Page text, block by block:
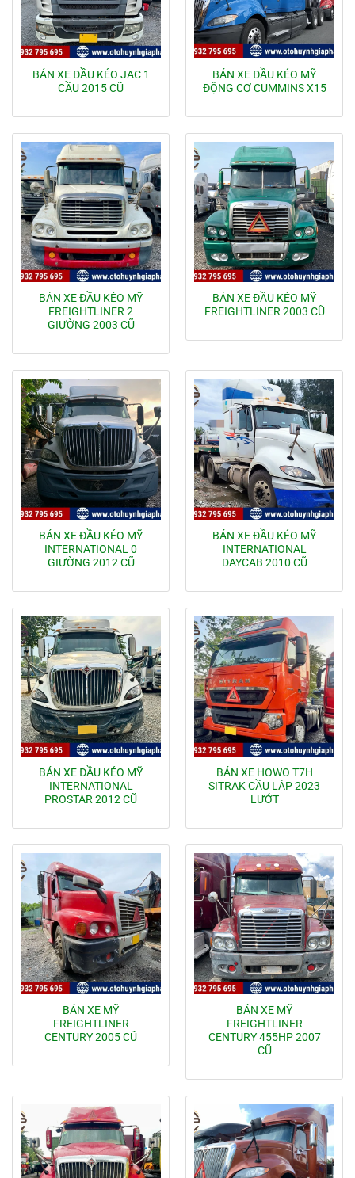
BÁN XE ĐẦU KÉO JAC 1
CẦU 2015 CŨ
BÁN XE ĐẦU KÉO MỸ
ĐỘNG CƠ CUMMINS X15
BÁN XE ĐẦU KÉO MỸ
FREIGHTLINER 2
GIƯỜNG 2003 CŨ
BÁN XE ĐẦU KÉO MỸ
FREIGHTLINER 2003 CŨ
BÁN XE ĐẦU KÉO MỸ
INTERNATIONAL 0
GIƯỜNG 2012 CŨ
BÁN XE ĐẦU KÉO MỸ
INTERNATIONAL
DAYCAB 2010 CŨ
BÁN XE ĐẦU KÉO MỸ
INTERNATIONAL
PROSTAR 2012 CŨ
BÁN XE HOWO T7H
SITRAK CẦU LÁP 2023
LƯỚT
BÁN XE MỸ
FREIGHTLINER
CENTURY 2005 CŨ
BÁN XE MỸ
FREIGHTLINER
CENTURY 455HP 2007
CŨ